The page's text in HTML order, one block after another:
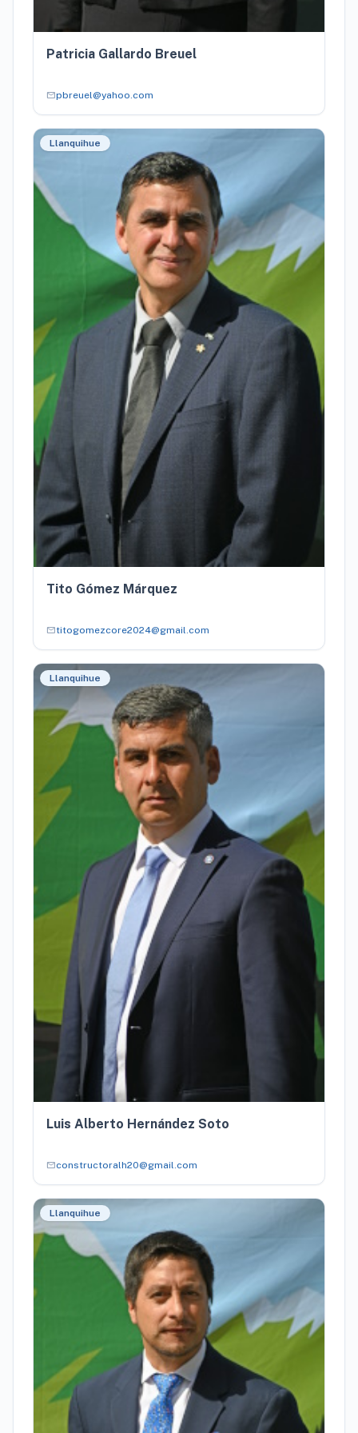
Patricia Gallardo Breuel
mailpbreuel@yahoo.com
Llanquihue
Tito Gómez Márquez
mailtitogomezcore2024@gmail.com
Llanquihue
Luis Alberto Hernández Soto
mailconstructoralh20@gmail.com
Llanquihue